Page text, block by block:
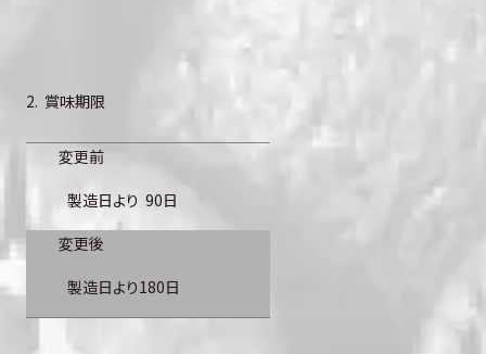
2. 賞味期限
変更前
製造日より 90日
変更後
製造日より180日